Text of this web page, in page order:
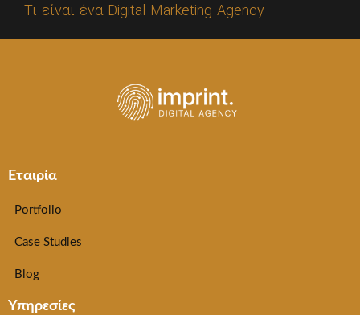
Τι είναι ένα Digital Marketing Agency
Εταιρία
Portfolio
Case Studies
Blog
Υπηρεσίες